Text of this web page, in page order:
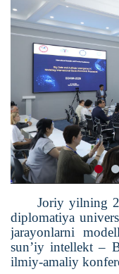
Joriy yilning
diplomatiya
jarayonlarni
sun’iy intellekt –
ilmiy-amaliy